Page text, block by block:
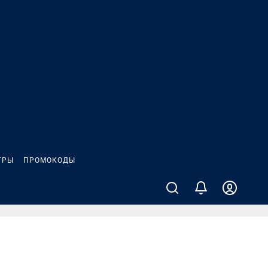
ПРОМОКОДЫ